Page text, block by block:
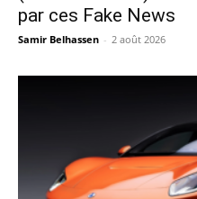
par ces Fake News
Samir Belhassen - 2 août 2026